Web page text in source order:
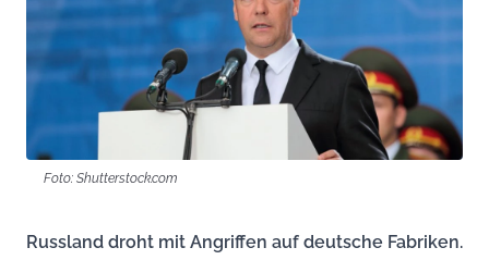
Foto: Shutterstock.com
Russland droht mit Angriffen auf deutsche Fabriken.